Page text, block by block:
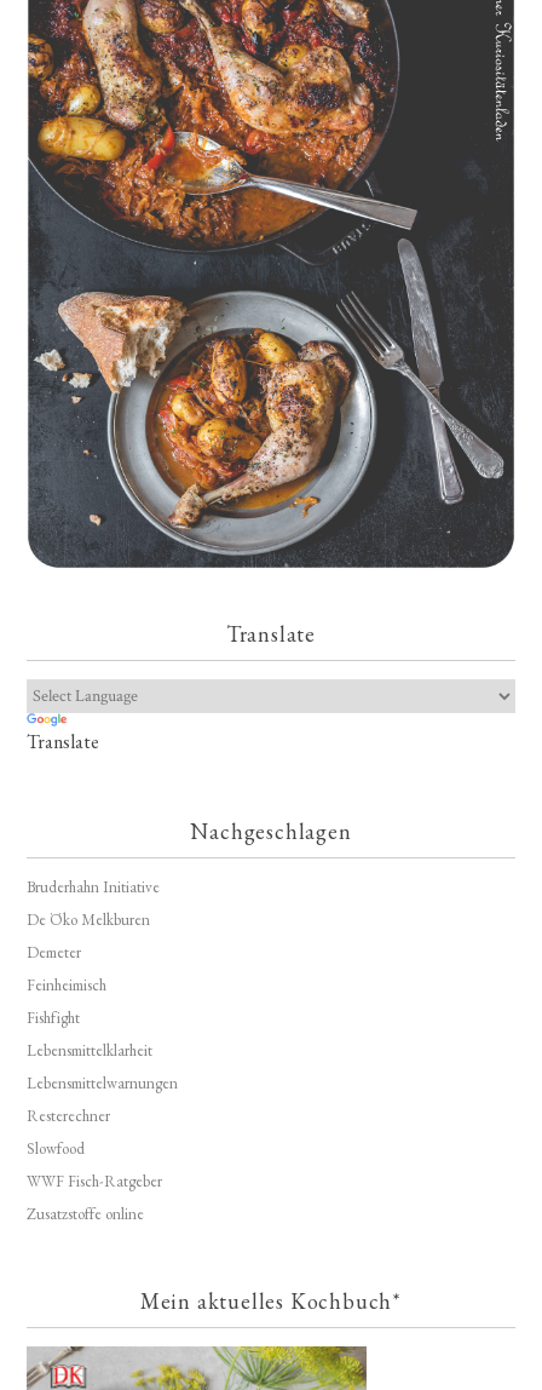
Geschmorte Hähnchenschenkel auf Paprikakraut und kleinen
Kartoffeln
Translate
Translate
Nachgeschlagen
Bruderhahn Initiative
De Öko Melkburen
Demeter
Feinheimisch
Fishfight
Lebensmittelklarheit
Lebensmittelwarnungen
Resterechner
Slowfood
WWF Fisch-Ratgeber
Zusatzstoffe online
Mein aktuelles Kochbuch*